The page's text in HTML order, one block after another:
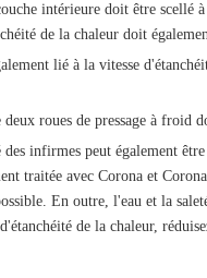
intérieure doit être scellé
de la chaleur doit
lié à la vitesse
roues de pressage à
infirmes peut également
traitée avec Corona et
En outre, l'eau et la
de la chaleur,